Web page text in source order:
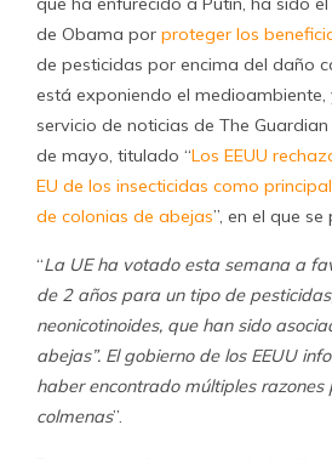
de Obama por proteger los
de pesticidas por encima del daño
está exponiendo el
servicio de noticias de The
de mayo, titulado “Los EEUU
EU de los insecticidas como
de colonias de abejas”, en el que se
“La UE ha votado esta semana a
de 2 años para un tipo de
neonicotinoides, que han sido
abejas”. El gobierno de los EEUU
haber encontrado múltiples
colmenas”.